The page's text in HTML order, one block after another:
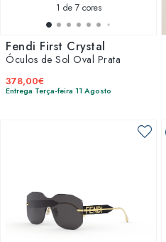
1 de 7 cores
Fendi First Crystal
Óculos de Sol Oval Prata
378,00€
Entrega Terça-feira 11 Agosto